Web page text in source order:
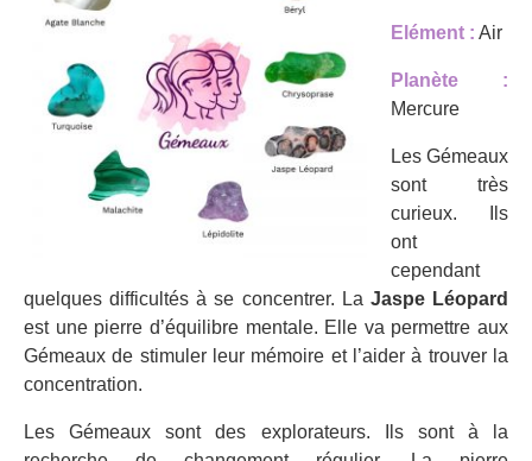
Elément : Air
Planète :
Mercure
Les Gémeaux
sont très
curieux. Ils
ont
cependant
quelques difficultés à se concentrer. La Jaspe Léopard
est une pierre d’équilibre mentale. Elle va permettre aux
Gémeaux de stimuler leur mémoire et l’aider à trouver la
concentration.
Les Gémeaux sont des explorateurs. Ils sont à la